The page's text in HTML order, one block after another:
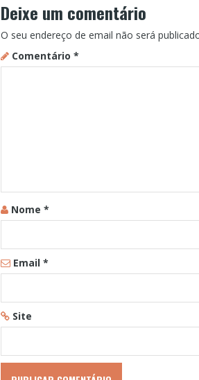
Deixe um comentário
O seu endereço de email não será
Comentário *
Nome *
Email *
Site